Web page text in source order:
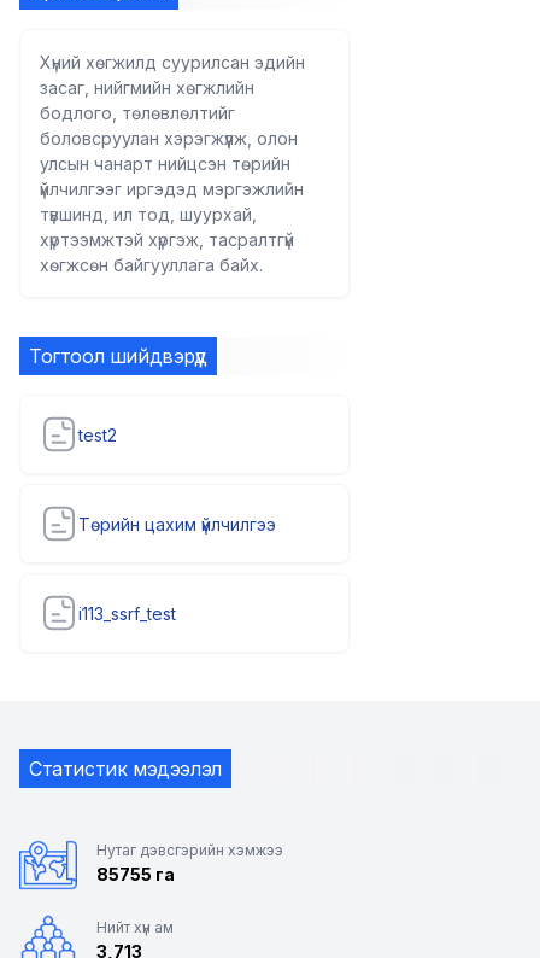
Хүний хөгжилд суурилсан эдийн
засаг, нийгмийн хөгжлийн
бодлого, төлөвлөлтийг
боловсруулан хэрэгжүүлж, олон
улсын чанарт нийцсэн төрийн
үйлчилгээг иргэдэд мэргэжлийн
түвшинд, ил тод, шуурхай,
хүртээмжтэй хүргэж, тасралтгүй
хөгжсөн байгууллага байх.
Тогтоол шийдвэрүүд
test2
Төрийн цахим үйлчилгээ
i113_ssrf_test
Статистик мэдээлэл
Нутаг дэвсгэрийн хэмжээ
85755 га
Нийт хүн ам
3,713